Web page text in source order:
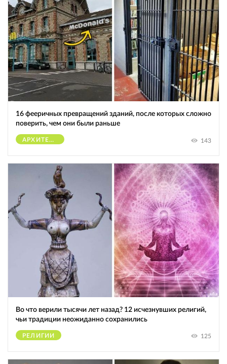
16 фееричных превращений зданий, после которых сложно
поверить, чем они были раньше
АРХИТЕКТУРА 143
Во что верили тысячи лет назад? 12 исчезнувших религий,
чьи традиции неожиданно сохранились
РЕЛИГИИ 125